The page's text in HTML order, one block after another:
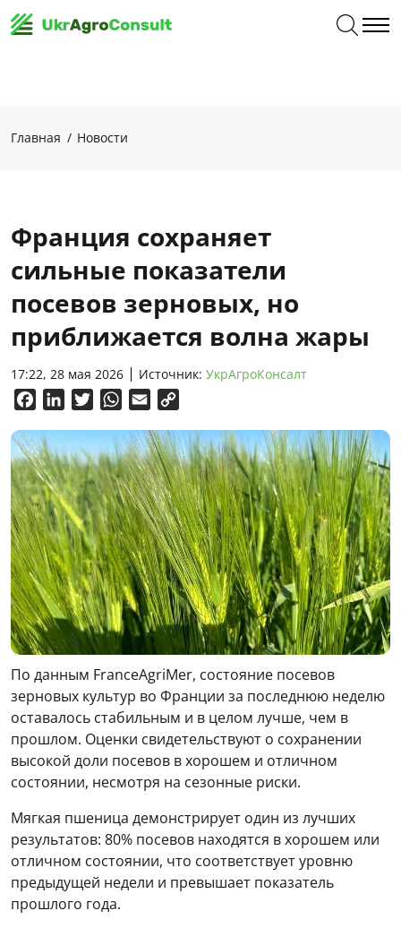
Главная Новости
Франция сохраняет
сильные показатели
посевов зерновых, но
приближается волна жары
17:22, 28 мая 2026 Источник: УкрАгроКонсалт
FacebookLinkedInTwitterWhatsApp
Email
По данным FranceAgriMer, состояние посевов
зерновых культур во Франции за последнюю неделю
оставалось стабильным и в целом лучше, чем в
прошлом. Оценки свидетельствуют о сохранении
высокой доли посевов в хорошем и отличном
состоянии, несмотря на сезонные риски.
Мягкая пшеница демонстрирует один из лучших
результатов: 80% посевов находятся в хорошем или
отличном состоянии, что соответствует уровню
предыдущей недели и превышает показатель
прошлого года.